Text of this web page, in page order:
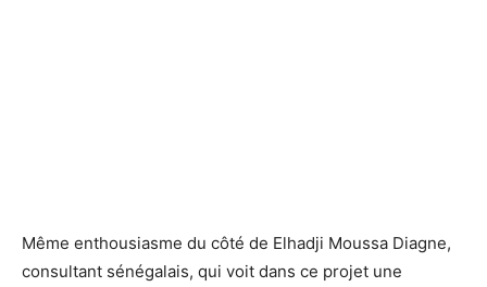
Même enthousiasme du côté de Elhadji Moussa Diagne,
consultant sénégalais, qui voit dans ce projet une